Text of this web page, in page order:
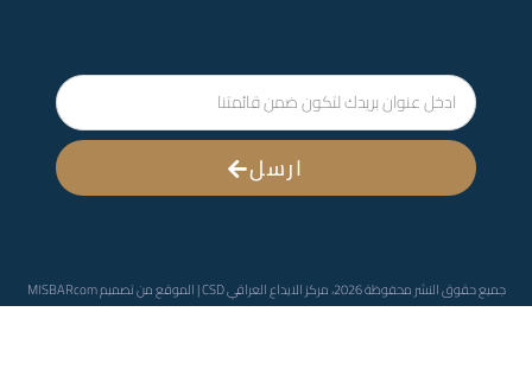
ارسل
جميع حقوق النشر محفوظة 2026، مركز الايداع العراقي CSD | الموقع من تصميم MISBARcom